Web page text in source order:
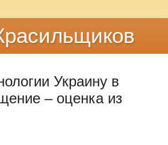
Украину в
– оценка из